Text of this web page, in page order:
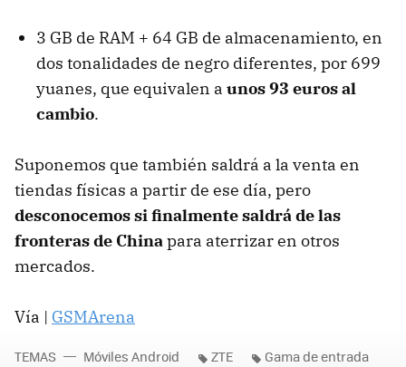
3 GB de RAM + 64 GB de almacenamiento, en
dos tonalidades de negro diferentes, por 699
yuanes, que equivalen a unos 93 euros al
cambio.
Suponemos que también saldrá a la venta en
tiendas físicas a partir de ese día, pero
desconocemos si finalmente saldrá de las
fronteras de Chinapara aterrizar en otros
mercados.
Vía | GSMArena
TEMAS Móviles Android ZTE Gama de entrada